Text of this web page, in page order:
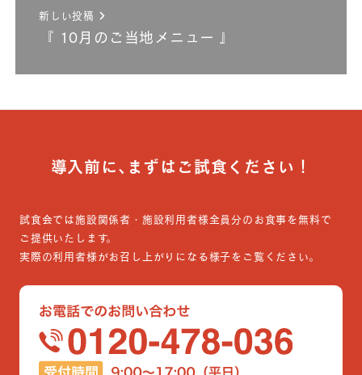
新しい投稿
『 10月のご当地メニュー 』
導入前に､まずはご試食ください！
試食会では施設関係者・施設利用者様全員分のお食事を無料で
ご提供いたします。
実際の利用者様がお召し上がりになる様子をご覧ください。